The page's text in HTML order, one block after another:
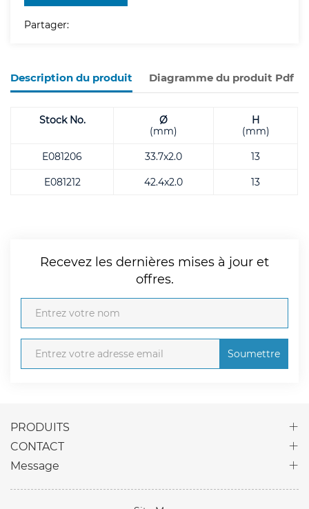
Partager:
Description du produit Diagramme du produit Pdf
Stock No.
Ø
(mm)
H
(mm)
E081206
33.7x2.0
13
E081212
42.4x2.0 13
Recevez les dernières mises à jour et
offres.
Soumettre
PRODUITS
CONTACT
Message